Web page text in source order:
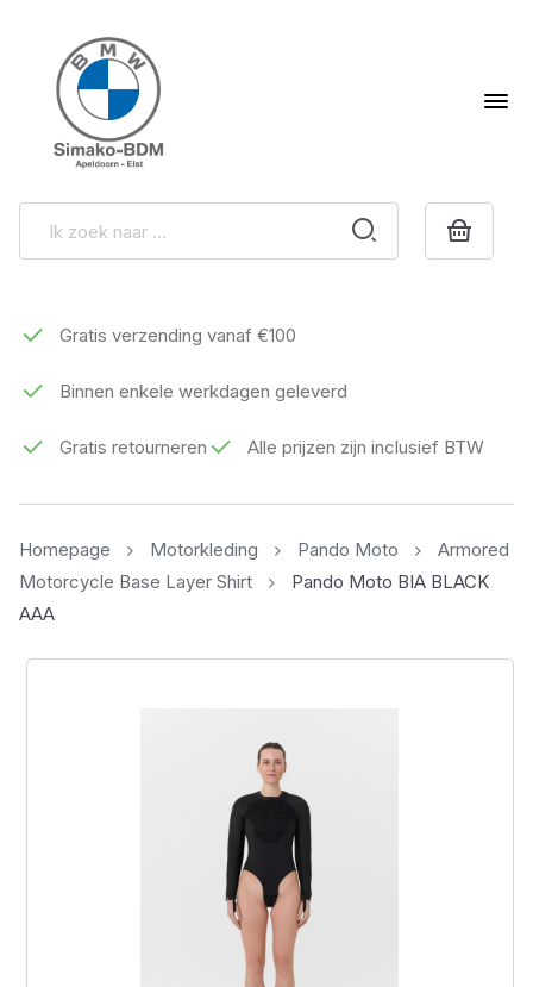
Gratis verzending vanaf €100
Binnen enkele werkdagen geleverd
Gratis retourneren Alle prijzen zijn inclusief BTW
Homepage Motorkleding Pando Moto
Armored
Motorcycle Base Layer Shirt
Pando Moto BIA BLACK
AAA